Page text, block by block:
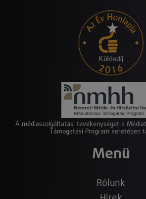
A médiaszolgáltatási tevékenységet a
Támogatási Program keretében
Menü
Rólunk